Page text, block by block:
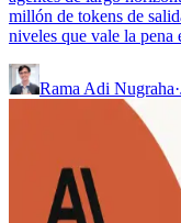
millón de tokens de
niveles que vale la pena
Rama Adi Nugraha·